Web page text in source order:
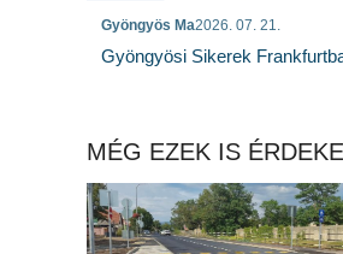
Gyöngyös Ma2026. 07. 21.
Gyöngyösi Sikerek
MÉG EZEK IS